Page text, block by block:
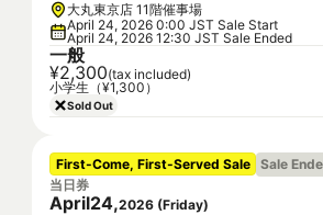
大丸東京店 11階催事場
April 24, 2026 0:00 JST Sale Start
April 24, 2026 12:30 JST Sale Ended
一般
¥2,300(tax included)
小学生（¥1,300）
Sold Out
First-Come, First-Served Sale Sale
当日券
April24,2026 (Friday)